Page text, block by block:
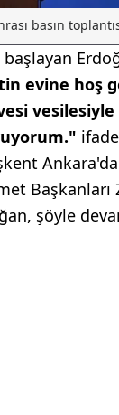
basın
başlayan
evine hoş
Başkanları
şöyle